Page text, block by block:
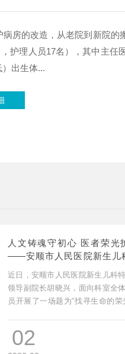
房的改造，从老院到新院
理人员17名），其中主任
出生体...
人文铸魂守初心 医者荣光
——安顺市人民医院新生儿
专题人文讲座
近日，安顺市人民医院新生儿科
领导副院长胡晓兴，面向科室全
员开展了一场题为“找寻生命的荣
02